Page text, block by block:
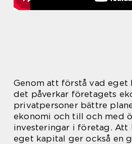
Genom att förstå vad eget
det påverkar företagets
privatpersoner bättre
ekonomi och till och med
investeringar i företag. Att
eget kapital ger också en